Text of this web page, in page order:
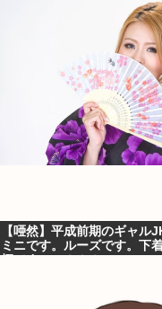
【唖然】平成前期のギャル
ミニです。ルーズです。下